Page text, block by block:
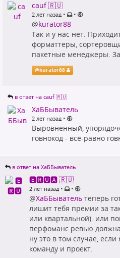
cauf 🇷🇺
2 лет назад • •
@kurator88
Так и у нас нет.
форматтеры,
пакетные менеджеры.
@kurator88
в ответ на cauf 🇷🇺
ХаББыватель
2 лет назад •
Выровненный,
говнокод - всё-равно
в ответ на ХаББыватель
🅴🆁🆄🅰 🇷🇺
2 лет назад • •
@ХаББыватель теперь
лишит тебя премии за
или квартальной). или
перфоманс ревью
ну это в том случае,
команду и проект.